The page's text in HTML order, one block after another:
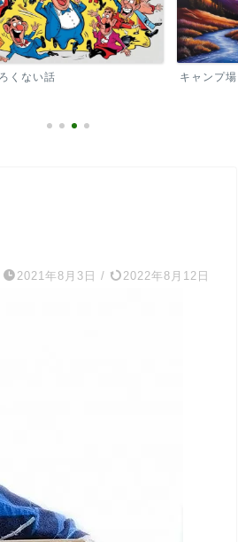
くない話 キャンプ場
2021年8月3日 / 2022年8月12日